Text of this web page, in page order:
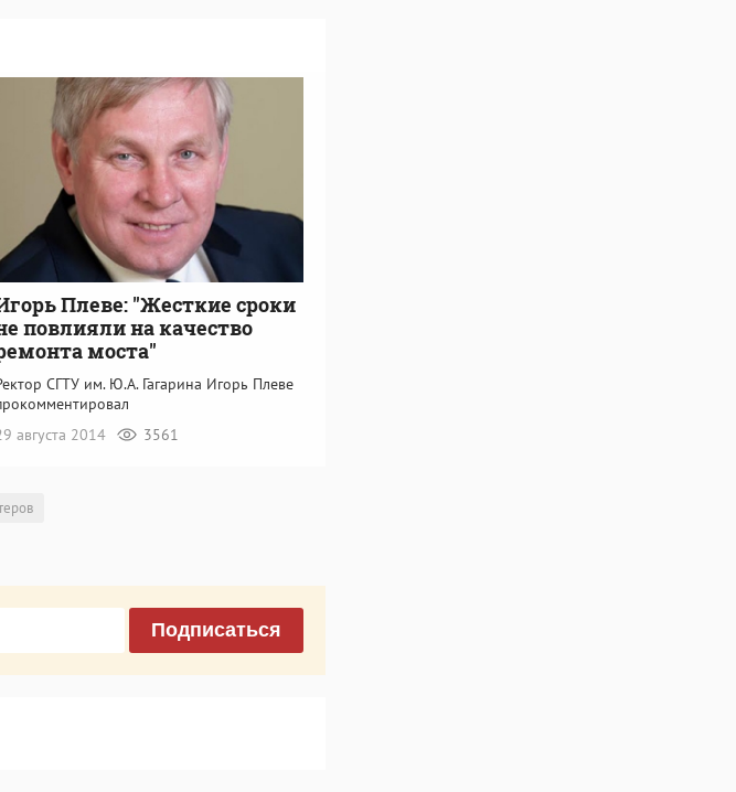
Плеве: "Жесткие сроки
повлияли на качество
моста"
СГТУ им. Ю.А. Гагарина Игорь Плеве
августа 2014
3561
Подписаться